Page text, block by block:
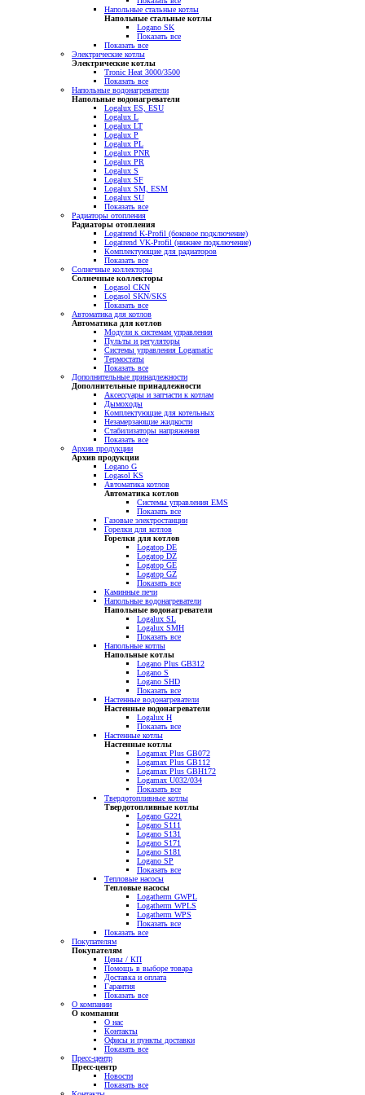
Напольные стальные котлы
Напольные стальные котлы
Logano SK
Показать все
Показать все
Электрические котлы
Электрические котлы
Tronic Heat 3000/3500
Показать все
Напольные водонагреватели
Напольные водонагреватели
Logalux ES, ESU
Logalux L
Logalux LT
Logalux P
Logalux PL
Logalux PNR
Logalux PR
Logalux S
Logalux SF
Logalux SM, ESM
Logalux SU
Показать все
Радиаторы отопления
Радиаторы отопления
Logatrend K-Profil (боковое подключение)
Logatrend VK-Profil (нижнее подключение)
Комплектующие для радиаторов
Показать все
Солнечные коллекторы
Солнечные коллекторы
Logasol CKN
Logasol SKN/SKS
Показать все
Автоматика для котлов
Автоматика для котлов
Модули к системам управления
Пульты и регуляторы
Системы управления Logamatic
Термостаты
Показать все
Дополнительные принадлежности
Дополнительные принадлежности
Аксессуары и запчасти к котлам
Дымоходы
Комплектующие для котельных
Незамерзающие жидкости
Стабилизаторы напряжения
Показать все
Архив продукции
Архив продукции
Logano G
Logasol KS
Автоматика котлов
Автоматика котлов
Системы управления EMS
Показать все
Газовые электростанции
Горелки для котлов
Горелки для котлов
Logatop DE
Logatop DZ
Logatop GE
Logatop GZ
Показать все
Каминные печи
Напольные водонагреватели
Напольные водонагреватели
Logalux SL
Logalux SMH
Показать все
Напольные котлы
Напольные котлы
Logano Plus GB312
Logano S
Logano SHD
Показать все
Настенные водонагреватели
Настенные водонагреватели
Logalux H
Показать все
Настенные котлы
Настенные котлы
Logamax Plus GB072
Logamax Plus GB112
Logamax Plus GBH172
Logamax U032/034
Показать все
Твердотопливные котлы
Твердотопливные котлы
Logano G221
Logano S111
Logano S131
Logano S171
Logano S181
Logano SP
Показать все
Тепловые насосы
Тепловые насосы
Logatherm GWPL
Logatherm WPLS
Logatherm WPS
Показать все
Показать все
Покупателям
Покупателям
Цены / КП
Помощь в выборе товара
Доставка и оплата
Гарантия
Показать все
О компании
О компании
О нас
Контакты
Офисы и пункты доставки
Показать все
Пресс-центр
Пресс-центр
Новости
Показать все